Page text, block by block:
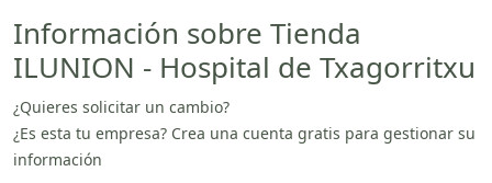
Información sobre Tienda
ILUNION - Hospital de Txagorritxu
¿Quieres solicitar un cambio?
¿Es esta tu empresa? Crea una cuenta gratis para gestionar su
información